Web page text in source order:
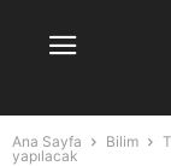
Ana Sayfa Bilim
yapılacak